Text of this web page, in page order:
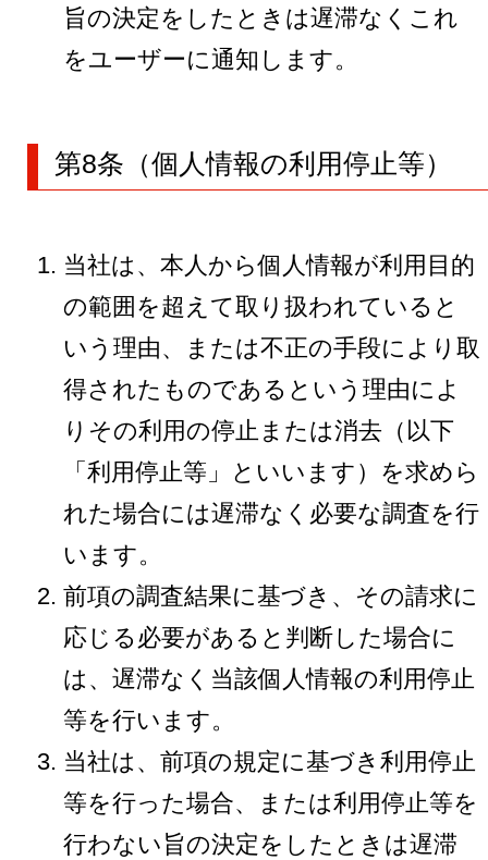
旨の決定をしたときは遅滞なくこれ
をユーザーに通知します。
第8条（個人情報の利用停止等）
当社は、本人から個人情報が利用目的
の範囲を超えて取り扱われていると
いう理由、または不正の手段により取
得されたものであるという理由によ
りその利用の停止または消去（以下
「利用停止等」といいます）を求めら
れた場合には遅滞なく必要な調査を行
います。
前項の調査結果に基づき、その請求に
応じる必要があると判断した場合に
は、遅滞なく当該個人情報の利用停止
等を行います。
当社は、前項の規定に基づき利用停止
等を行った場合、または利用停止等を
行わない旨の決定をしたときは遅滞